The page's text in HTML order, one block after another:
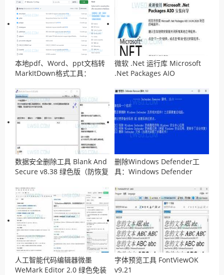
本地pdf、Word、ppt文档转
MarkItDown格式工具：
微软 .Net 运行库 Microsoft
.Net Packages AIO
数据安全删除工具 Blank And
Secure v8.38 绿色版（防恢复
删除Windows Defender工
具：Windows Defender
人工智能代码编辑器微墨
WeMark Editor 2.0 绿色免装
字体预览工具 FontViewOK
v9.21